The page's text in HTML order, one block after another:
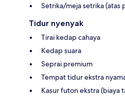
Setrika/meja setrika (atas
Tidur nyenyak
Tirai kedap cahaya
Kedap suara
Seprai premium
Tempat tidur ekstra
Kasur futon ekstra (biaya